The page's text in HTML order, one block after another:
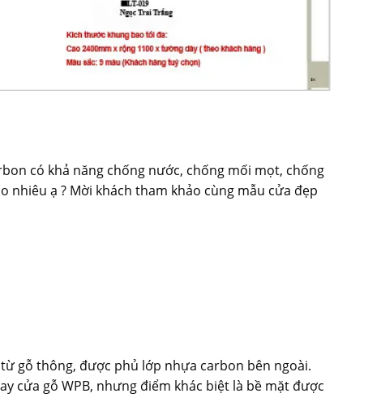
có khả năng chống nước, chống mối mọt, chống
nhiêu ạ ? Mời khách tham khảo cùng mẫu cửa đẹp
gỗ thông, được phủ lớp nhựa carbon bên ngoài.
cửa gỗ WPB, nhưng điểm khác biệt là bề mặt được